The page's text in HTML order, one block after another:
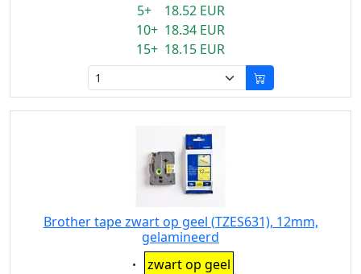
5+ 18.52 EUR
10+ 18.34 EUR
15+ 18.15 EUR
Brother tape zwart op geel (TZES631), 12mm,
gelamineerd
Eigenschaft:
zwart op geel